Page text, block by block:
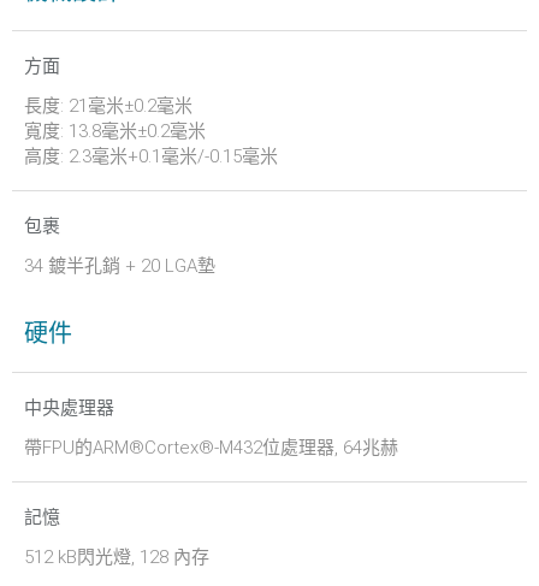
方面
長度: 21毫米±0.2毫米
寬度: 13.8毫米±0.2毫米
高度: 2.3毫米+0.1毫米/-0.15毫米
包裹
34 鍍半孔銷 + 20 LGA墊
硬件
中央處理器
帶FPU的ARM®Cortex®-M432位處理器, 64兆赫
記憶
512 kB閃光燈, 128 內存